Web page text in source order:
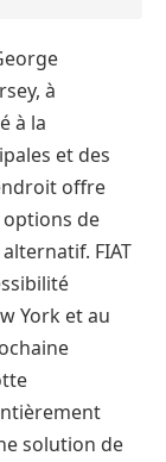
à
à la
et des
offre
options de
FIAT
York et au
solution de